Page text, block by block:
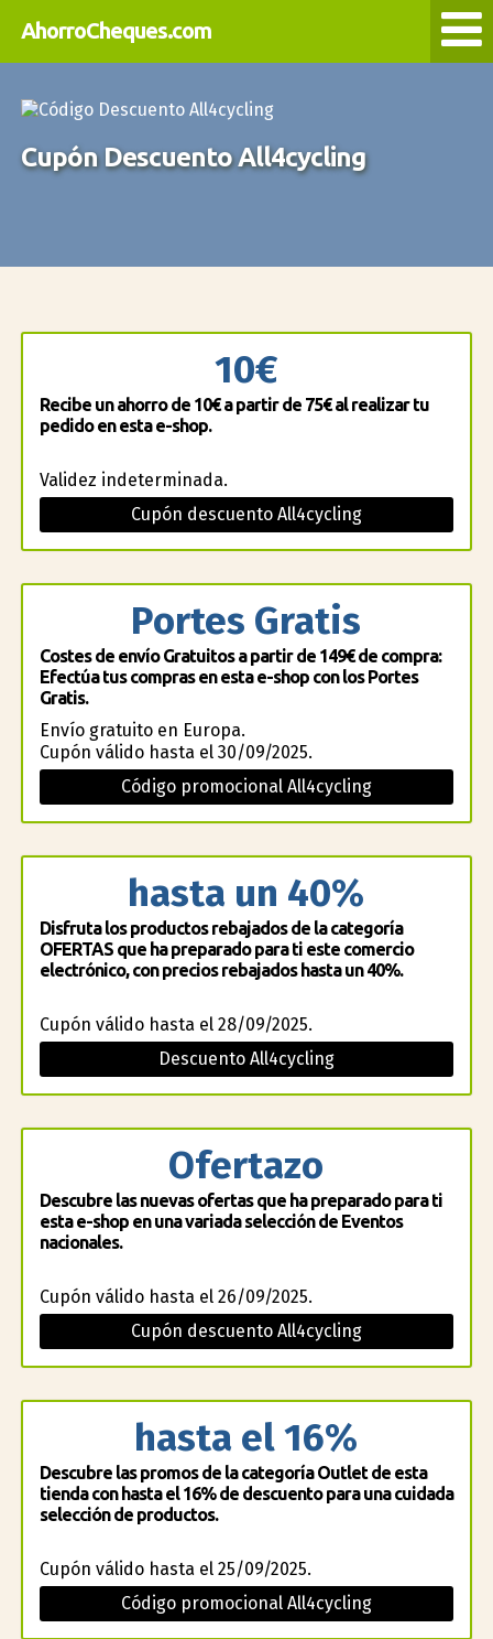
AhorroCheques.com
Cupón Descuento All4cycling
10€
Recibe un ahorro de 10€ a partir de 75€ al realizar tu
pedido en esta e-shop.
Validez indeterminada.
Cupón descuento All4cycling
Portes Gratis
Costes de envío Gratuitos a partir de 149€ de compra:
Efectúa tus compras en esta e-shop con los Portes
Gratis.
Envío gratuito en Europa.
Cupón válido hasta el 30/09/2025.
Código promocional All4cycling
hasta un 40%
Disfruta los productos rebajados de la categoría
OFERTAS que ha preparado para ti este comercio
electrónico, con precios rebajados hasta un 40%.
Cupón válido hasta el 28/09/2025.
Descuento All4cycling
Ofertazo
Descubre las nuevas ofertas que ha preparado para ti
esta e-shop en una variada selección de Eventos
nacionales.
Cupón válido hasta el 26/09/2025.
Cupón descuento All4cycling
hasta el 16%
Descubre las promos de la categoría Outlet de esta
tienda con hasta el 16% de descuento para una cuidada
selección de productos.
Cupón válido hasta el 25/09/2025.
Código promocional All4cycling